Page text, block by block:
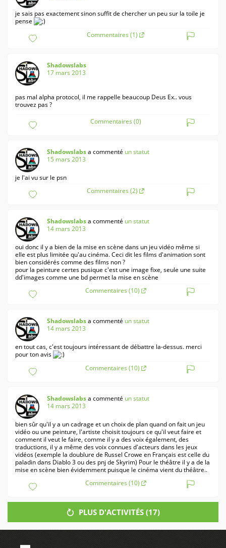
je sais pas exactement sinon suffit de chercher un peu sur la toile je
pense
Commentaires (1)
Shadowslabs
17 mars 2013
pas mal alpha protocol, il me rappelle beaucoup Deus Ex.. vous
trouvez pas ?
Commentaires (0)
Shadowslabsa commenté un statut
15 mars 2013
je l'ai vu sur le psn
Commentaires (2)
Shadowslabsa commenté un statut
14 mars 2013
oui donc il y a bien de la mise en scène dans un jeu vidéo même si
elle est plus limitée qu'au cinéma. Ceci dit les films d'animation sont
bien considérés comme des films non ?
pour la peinture certes pusique c'est une image fixe, seule une suite
dd'images comme une bd permet la mise en scène
Commentaires (10)
Shadowslabsa commenté un statut
14 mars 2013
en tout cas, c'est toujours intéressant de débattre la-dessus. merci
pour ton avis
Commentaires (10)
Shadowslabsa commenté un statut
14 mars 2013
bien sûr qu'il y a un cadrage et un choix de plan quand on fait un jeu
vidéo ou une peinture, l'artiste choisit toujours ce qu'il veut faire et
comment il veut le faire, comme il y a des voix également, des
traductions, il y a même des voix connues d'acteurs dans les jeux
vidéos (exemple la doublure de Russel Crowe en Français est celle du
paladin dans Diablo 3 ou des pnj de Skyrim) Pour le théâtre il y a de la
mise en scène bien évidemment puisque le cinéma vient du théâtre..
Commentaires (10)
PLUS D'ACTIVITÉS (17)